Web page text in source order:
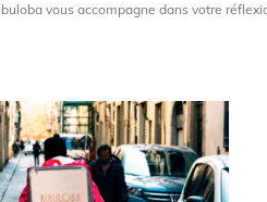
vous accompagne dans votre